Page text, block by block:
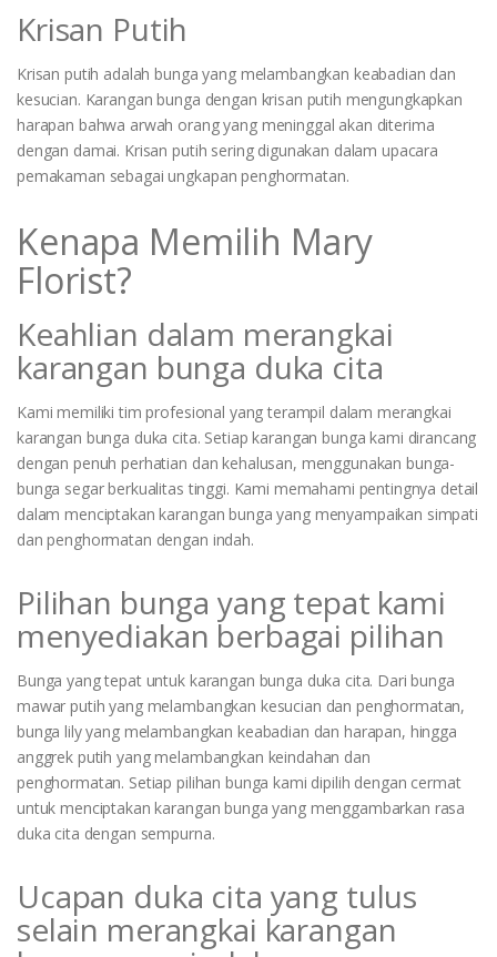
Krisan Putih
Krisan putih adalah bunga yang melambangkan keabadian dan
kesucian. Karangan bunga dengan krisan putih mengungkapkan
harapan bahwa arwah orang yang meninggal akan diterima
dengan damai. Krisan putih sering digunakan dalam upacara
pemakaman sebagai ungkapan penghormatan.
Kenapa Memilih Mary
Florist?
Keahlian dalam merangkai
karangan bunga duka cita
Kami memiliki tim profesional yang terampil dalam merangkai
karangan bunga duka cita. Setiap karangan bunga kami dirancang
dengan penuh perhatian dan kehalusan, menggunakan bunga-
bunga segar berkualitas tinggi. Kami memahami pentingnya detail
dalam menciptakan karangan bunga yang menyampaikan simpati
dan penghormatan dengan indah.
Pilihan bunga yang tepat kami
menyediakan berbagai pilihan
Bunga yang tepat untuk karangan bunga duka cita. Dari bunga
mawar putih yang melambangkan kesucian dan penghormatan,
bunga lily yang melambangkan keabadian dan harapan, hingga
anggrek putih yang melambangkan keindahan dan
penghormatan. Setiap pilihan bunga kami dipilih dengan cermat
untuk menciptakan karangan bunga yang menggambarkan rasa
duka cita dengan sempurna.
Ucapan duka cita yang tulus
selain merangkai karangan